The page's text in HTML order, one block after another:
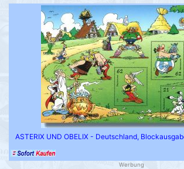
ASTERIX UND OBELIX - Deutschland,
Werbung